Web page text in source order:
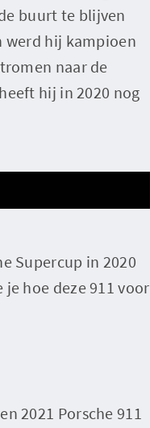
buurt te blijven
werd hij kampioen
naar de
hij in 2020 nog
Supercup in 2020
hoe deze 911 voor
2021 Porsche 911